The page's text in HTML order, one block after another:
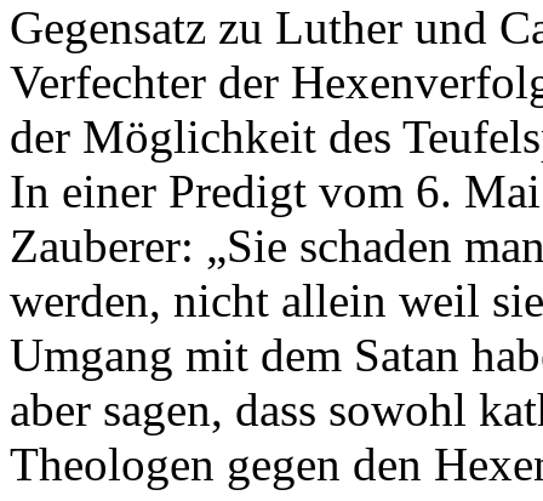
Gegensatz zu Luther und
Verfechter der
der Möglichkeit des
In einer Predigt vom 6.
Zauberer: „Sie schaden
werden, nicht allein weil
Umgang mit dem Satan
aber sagen, dass sowohl
Theologen gegen den